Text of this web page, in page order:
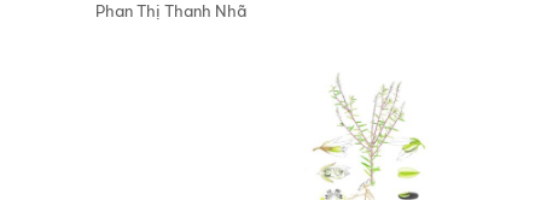
Phan Thị Thanh Nhã
Liên hệ